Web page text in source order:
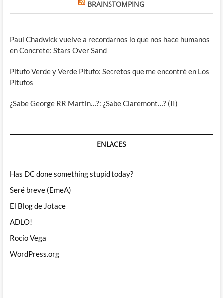
BRAINSTOMPING
Paul Chadwick vuelve a recordarnos lo que nos hace humanos
en Concrete: Stars Over Sand
Pitufo Verde y Verde Pitufo: Secretos que me encontré en Los
Pitufos
¿Sabe George RR Martin…?: ¿Sabe Claremont…? (II)
ENLACES
Has DC done something stupid today?
Seré breve (EmeA)
El Blog de Jotace
ADLO!
Rocío Vega
WordPress.org